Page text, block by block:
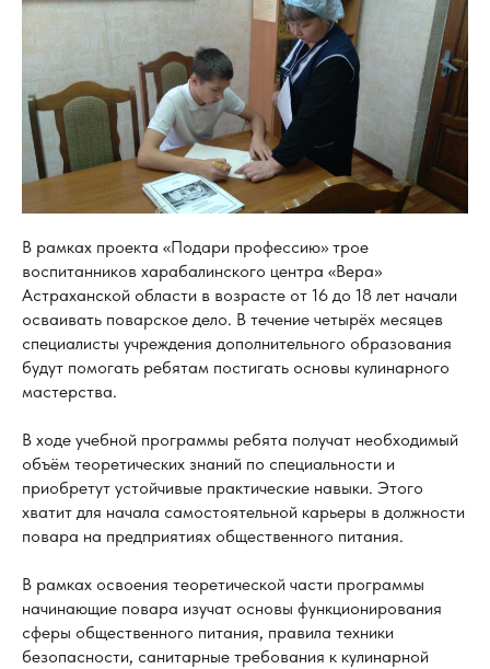
В рамках проекта «Подари профессию» трое
воспитанников харабалинского центра «Вера»
Астраханской области в возрасте от 16 до 18 лет начали
осваивать поварское дело. В течение четырёх месяцев
специалисты учреждения дополнительного образования
будут помогать ребятам постигать основы кулинарного
мастерства.
В ходе учебной программы ребята получат необходимый
объём теоретических знаний по специальности и
приобретут устойчивые практические навыки. Этого
хватит для начала самостоятельной карьеры в должности
повара на предприятиях общественного питания.
В рамках освоения теоретической части программы
начинающие повара изучат основы функционирования
сферы общественного питания, правила техники
безопасности, санитарные требования к кулинарной